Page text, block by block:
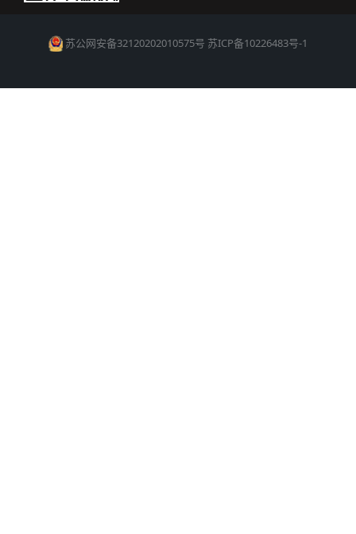
苏公网安备32120202010575号 苏ICP备10226483号-1